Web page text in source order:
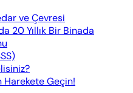
ve Çevresi
20 Yıllık Bir Binada
Harekete Geçin!